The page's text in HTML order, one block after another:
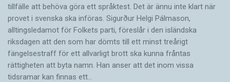
tillfälle att behöva göra ett språktest. Det är ännu inte klart när
provet i svenska ska införas. Sigurður Helgi Pálmason,
alltingsledamot för Folkets parti, föreslår i den isländska
riksdagen att den som har dömts till ett minst treårigt
fängelsestraff för ett allvarligt brott ska kunna fråntas
rättigheten att byta namn. Han anser att det inom vissa
tidsramar kan finnas ett…